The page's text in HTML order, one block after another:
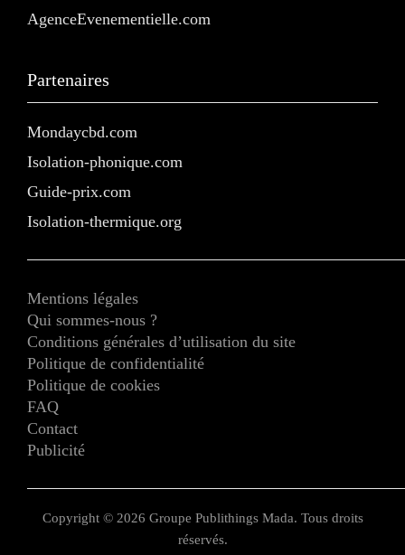
AgenceEvenementielle.com
Partenaires
Mondaycbd.com
Isolation-phonique.com
Guide-prix.com
Isolation-thermique.org
Mentions légales
Qui sommes-nous ?
Conditions générales d’utilisation du site
Politique de confidentialité
Politique de cookies
FAQ
Contact
Publicité
Copyright © 2026 Groupe Publithings Mada. Tous droits
réservés.